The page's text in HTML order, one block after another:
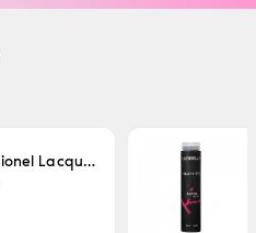
Λακ Professionel Lacque Super Strong 500ml